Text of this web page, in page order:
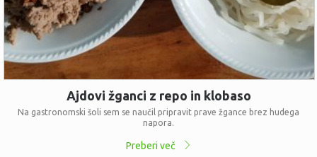
Ajdovi žganci z repo in klobaso
Na gastronomski šoli sem se naučil pripravit prave žgance brez hudega
napora.
Preberi več